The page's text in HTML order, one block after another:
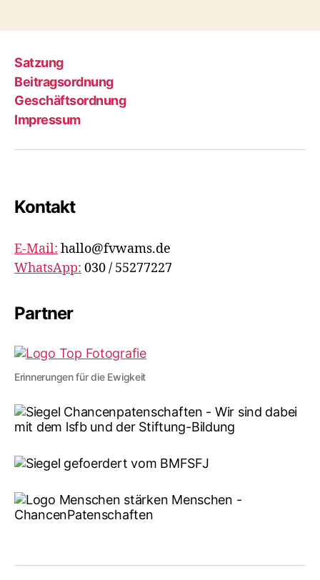
Satzung
Beitragsordnung
Geschäftsordnung
Impressum
Kontakt
E-Mail: hallo@fvwams.de
WhatsApp: 030 / 55277227
Partner
Erinnerungen für die Ewigkeit